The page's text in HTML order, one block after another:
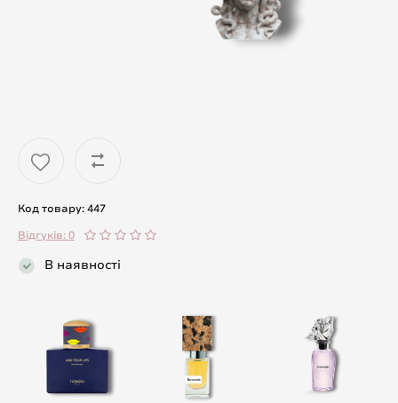
Код товару: 447
Відгуків: 0
В наявності